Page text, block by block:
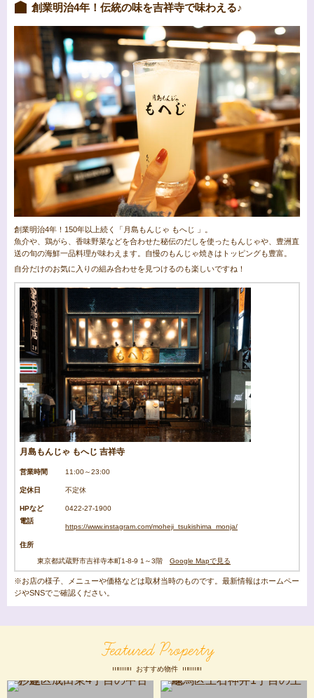
創業明治4年！伝統の味を吉祥寺で味わえる♪
創業明治4年！150年以上続く「月島もんじゃ もへじ 」。
魚介や、鶏がら、香味野菜などを合わせた秘伝のだしを使ったもんじゃや、豊洲直
送の旬の海鮮一品料理が味わえます。自慢のもんじゃ焼きはトッピングも豊富。
自分だけのお気に入りの組み合わせを見つけるのも楽しいですね！
月島もんじゃ もへじ 吉祥寺
営業時間 11:00～23:00
定休日 不定休
HPなど
電話
0422-27-1900
https://www.instagram.com/moheji_tsukishima_monja/
住所
東京都武蔵野市吉祥寺本町1-8-9 1～3階 Google Mapで見る
※お店の様子、メニューや価格などは取材当時のものです。最新情報はホームペー
ジやSNSでご確認ください。
Featured Property
おすすめ物件